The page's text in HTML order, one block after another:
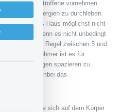
die Betroffene vornehmen
belastende Allergien zu durchleben.
das Haus möglichst nicht
nicht dann, wenn es nicht unbedingt
in der Regel zwischen 5 und
Viel angenehmer ist es für
im Regen spazieren zu
ganz nebenbei das
Allergene, die sich auf dem Körper